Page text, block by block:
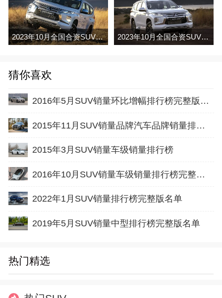
2023年10月全国合资SUV销量排行榜完整版(批发量 2023年10月全国合资SUV销量排行榜完整版(出口量
猜你喜欢
2016年5月SUV销量环比增幅排行榜完整版名单
2015年11月SUV销量品牌汽车品牌销量排行榜完整版名单
2015年3月SUV销量车级销量排行榜
2016年10月SUV销量车级销量排行榜完整版名单
2022年1月SUV销量排行榜完整版名单
2019年5月SUV销量中型排行榜完整版名单
热门精选